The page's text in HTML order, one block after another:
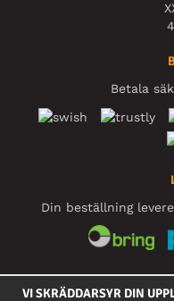
Betala
Din beställning
VI SKRÄDDARSYR DIN